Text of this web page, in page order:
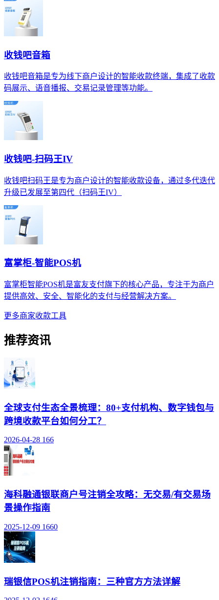
收钱吧音箱
收钱吧音箱是专为线下商户设计的智能收款终端，集成了收款
码展示、语音播报、交易记录管理等功能。
收钱吧-扫码王IV
收钱吧扫码王是专为商户设计的智能收款设备，通过多代迭代
升级已发展至第四代（扫码王IV）
富掌柜-智能POS机
富掌柜智能POS机是富友支付旗下的核心产品，专注于为商户
提供高效、安全、智能化的支付与经营解决方案。
更多商家收款工具
推荐资讯
全球支付生态全景梳理：80+支付机构、数字钱包与
跨境收款平台如何分工？
2026-04-28 166
海科融通银联商户号注销全攻略：无交易/有交易场
景操作指南
2025-12-09 1660
瑞银信POS机注销指南：三种官方方法详解